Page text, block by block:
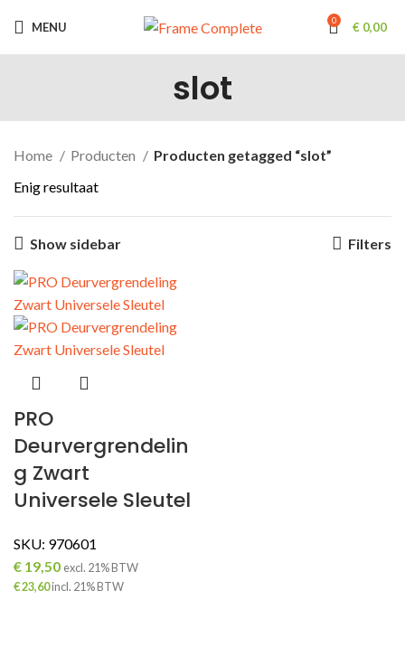
MENU 0 € 0,00
slot
Home Producten
Producten getagged “slot”
Enig resultaat
Show sidebar Filters
PRO
Deurvergrendelin
g Zwart
Universele Sleutel
SKU: 970601
€ 19,50 excl. 21% BTW
€23,60incl. 21% BTW